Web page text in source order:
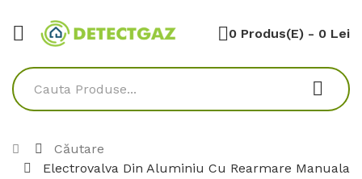
0 Produs(e) - 0 Lei
Căutare
Electrovalva Din Aluminiu Cu Rearmare Manuala